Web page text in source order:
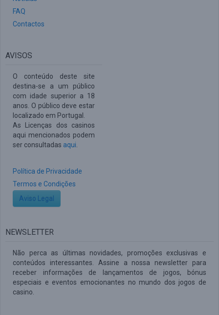
FAQ
Contactos
AVISOS
O conteúdo deste site
destina-se a um público
com idade superior a 18
anos. O público deve estar
localizado em Portugal.
As Licenças dos casinos
aqui mencionados podem
ser consultadas aqui
Política de Privacidade
Termos e Condições
Aviso Legal
NEWSLETTER
Não perca as últimas novidades, promoções exclusivas e
conteúdos interessantes. Assine a nossa newsletter para
receber informações de lançamentos de jogos, bónus
especiais e eventos emocionantes no mundo dos jogos de
casino.